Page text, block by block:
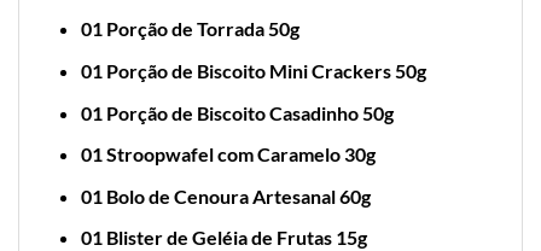
01 Porção de Torrada 50g
01 Porção de Biscoito Mini Crackers 50g
01 Porção de Biscoito Casadinho 50g
01 Stroopwafel com Caramelo 30g
01 Bolo de Cenoura Artesanal 60g
01 Blister de Geléia de Frutas 15g